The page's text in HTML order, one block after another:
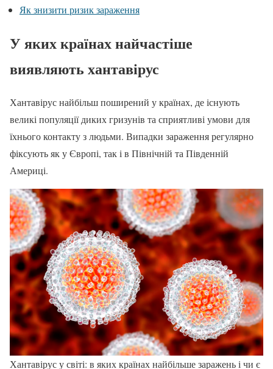
Як знизити ризик зараження
У яких країнах найчастіше
виявляють хантавірус
Хантавірус найбільш поширений у країнах, де існують
великі популяції диких гризунів та сприятливі умови для
їхнього контакту з людьми. Випадки зараження регулярно
фіксують як у Європі, так і в Північній та Південній
Америці.
Хантавірус у світі: в яких країнах найбільше заражень і чи є